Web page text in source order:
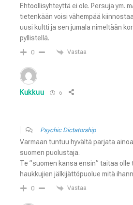
Ehtoollisyhteyttä ei ole. Persuja ym.
tietenkään voisi vähempää
uusi kultti ja sen jumala nimeltään
pyllistellä.
0 Vastaa
Kukkuu 6
Psychic Dictatorship
Varmaan tuntuu hyvältä parjata
suomen puolustaja.
Te ”suomen kansa ensin” taitaa olle
haukkujien jälkijättöpuolue mitä
0 Vastaa